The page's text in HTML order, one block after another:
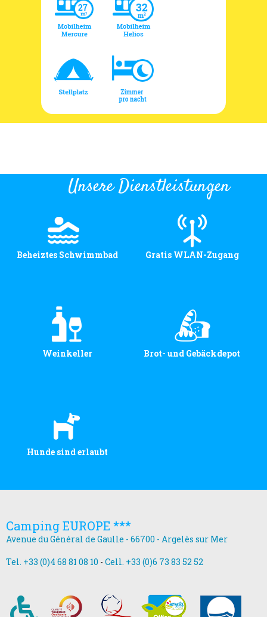
Unsere Dienstleistungen
Beheiztes Schwimmbad Gratis WLAN-Zugang
Weinkeller Brot- und Gebäckdepot
Hunde sind erlaubt
Camping EUROPE ***
Avenue du Général de Gaulle - 66700 - Argelès sur Mer
Tel. +33 (0)4 68 81 08 10 - Cell. +33 (0)6 73 83 52 52